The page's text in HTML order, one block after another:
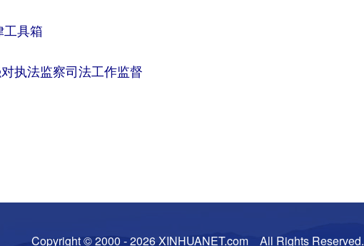
具箱
执法监察司法工作监督
Copyright © 2000 -2026 XINHUANET.com All Rights Reserved.